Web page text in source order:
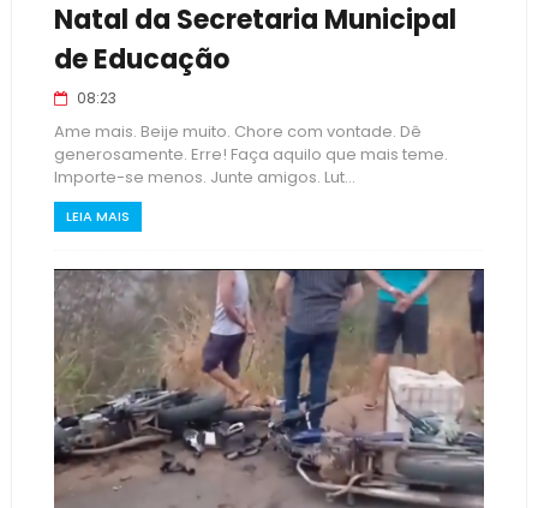
Natal da Secretaria Municipal
de Educação
08:23
Ame mais. Beije muito. Chore com vontade. Dê
generosamente. Erre! Faça aquilo que mais teme.
Importe-se menos. Junte amigos. Lut...
LEIA MAIS